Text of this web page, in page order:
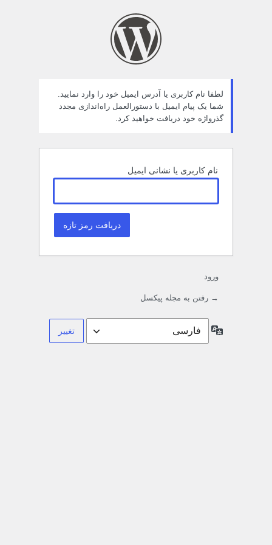
لطفا نام کاربری یا آدرس ایمیل خود را وارد نمایید.
شما یک پیام ایمیل با دستورالعمل راه‌اندازی مجدد
گذرواژه خود دریافت خواهید کرد.
نام کاربری یا نشانی ایمیل
ورود
→ رفتن به مجله پیکسل
زبان